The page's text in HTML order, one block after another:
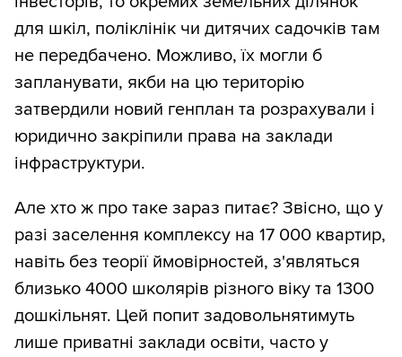
для шкіл, поліклінік чи дитячих садочків там
не передбачено. Можливо, їх могли б
запланувати, якби на цю територію
затвердили новий генплан та розрахували і
юридично закріпили права на заклади
інфраструктури.
Але хто ж про таке зараз питає? Звісно, що у
разі заселення комплексу на 17 000 квартир,
навіть без теорії ймовірностей, з'являться
близько 4000 школярів різного віку та 1300
дошкільнят. Цей попит задовольнятимуть
лише приватні заклади освіти, часто у